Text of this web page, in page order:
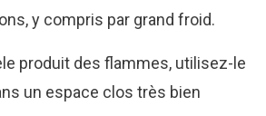
y compris par grand froid.
produit des flammes, utilisez-le
un espace clos très bien